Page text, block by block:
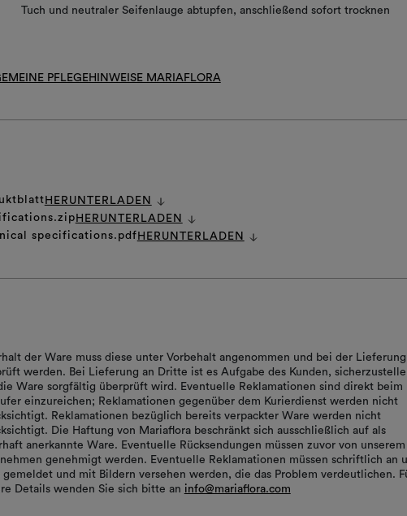
Tuch und neutraler Seifenlauge abtupfen, anschließend sofort trocknen
PFLEGEHINWEISE MARIAFLORA
HERUNTERLADEN
HERUNTERLADEN
specifications.pdf HERUNTERLADEN
der Ware muss diese unter Vorbehalt angenommen und bei der Lieferung
werden. Bei Lieferung an Dritte ist es Aufgabe des Kunden,
Ware sorgfältig überprüft wird. Eventuelle Reklamationen sind direkt beim
einzureichen; Reklamationen gegenüber dem Kurierdienst werden nicht
Reklamationen bezüglich bereits verpackter Ware werden nicht
Die Haftung von Mariaflora beschränkt sich ausschließlich auf als
anerkannte Ware. Eventuelle Rücksendungen müssen zuvor von unserem
genehmigt werden. Eventuelle Reklamationen müssen schriftlich an
gemeldet und mit Bildern versehen werden, die das Problem verdeutlichen.
Details wenden Sie sich bitte an info@mariaflora.com